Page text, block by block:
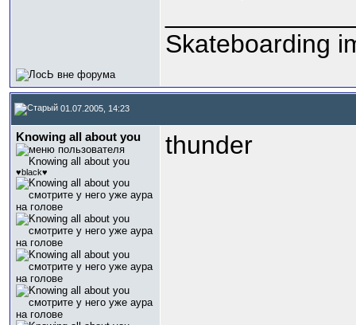
Skateboarding
01.07.2005, 14:23
Knowing all about you
♥black♥
thunder